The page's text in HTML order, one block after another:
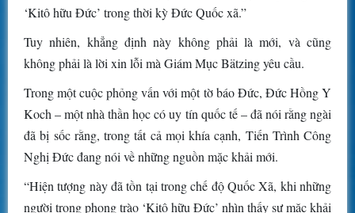
‘Kitô hữu Đức’ trong thời kỳ Đức Quốc xã.”
Tuy nhiên, khẳng định này không phải là mới, và cũng
không phải là lời xin lỗi mà Giám Mục Bätzing yêu cầu.
Trong một cuộc phỏng vấn với một tờ báo Đức, Đức Hồng Y
Koch – một nhà thần học có uy tín quốc tế – đã nói rằng ngài
đã bị sốc rằng, trong tất cả mọi khía cạnh, Tiến Trình Công
Nghị Đức đang nói về những nguồn mặc khải mới.
“Hiện tượng này đã tồn tại trong chế độ Quốc Xã, khi những
người trong phong trào ‘Kitô hữu Đức’ nhìn thấy sự mặc khải